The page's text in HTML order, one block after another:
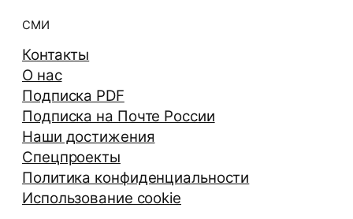
СМИ
Контакты
О нас
Подписка PDF
Подписка на Почте России
Наши достижения
Спецпроекты
Политика конфиденциальности
Использование cookie